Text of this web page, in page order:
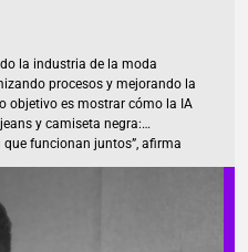
la industria de la moda
procesos y mejorando la
objetivo es mostrar cómo la IA
y camiseta negra:
funcionan juntos”, afirma
Innovaciones en IA para la
clave en inteligencia
destacan los modelos
asesoras digitales con
y la […]